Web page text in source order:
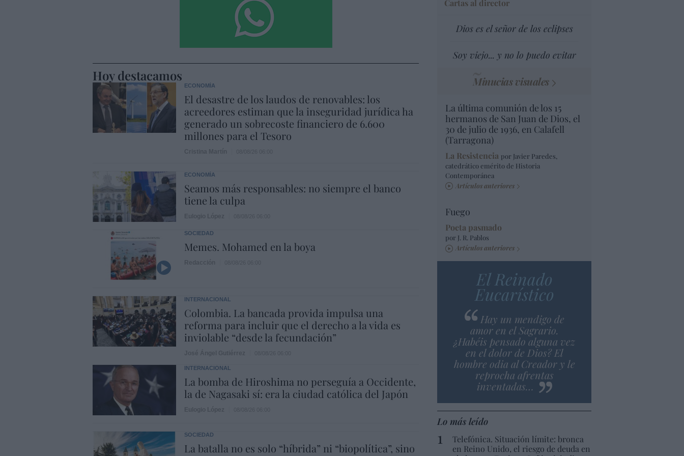
Hoy destacamos
ECONOMÍA
El desastre de los laudos de renovables: los
acreedores estiman que la inseguridad jurídica ha
generado un sobrecoste financiero de 6.600
millones para el Tesoro
ECONOMÍA
Seamos más responsables: no siempre el banco
tiene la culpa
SOCIEDAD
Memes. Mohamed en la boya
INTERNACIONAL
Colombia. La bancada provida impulsa una
reforma para incluir que el derecho a la vida es
inviolable “desde la fecundación”
INTERNACIONAL
La bomba de Hiroshima no perseguía a Occidente,
la de Nagasaki sí: era la ciudad católica del Japón
SOCIEDAD
La batalla no es solo “híbrida” ni “biopolítica”, sino
Cartas al director
Dios es el señor de los eclipses
Soy viejo... y no lo puedo evitar
Minucias visuales
La última comunión de los 15
hermanos de San Juan de Dios, el
30 de julio de 1936, en Calafell
(Tarragona)
La Resistencia por Javier Paredes,
catedrático emérito de Historia
Contemporánea
Artículos anteriores
Fuego
Poeta pasmado
por J. R. Pablos
Artículos anteriores
El Reinado
Eucarístico
Hay un mendigo de
amor en el Sagrario.
¿Habéis pensado alguna vez
en el dolor de Dios? El
hombre odia al Creador y le
reprocha afrentas
inventadas…
Lo más leído
Telefónica. Situación límite: bronca
en Reino Unido, el riesgo de deuda en